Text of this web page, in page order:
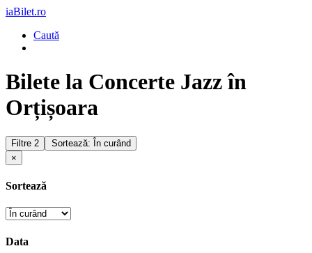
iaBilet.ro
Caută
Bilete la Concerte Jazz în
Orțișoara
Filtre 2
Sortează: În curând
×
Sortează
Data